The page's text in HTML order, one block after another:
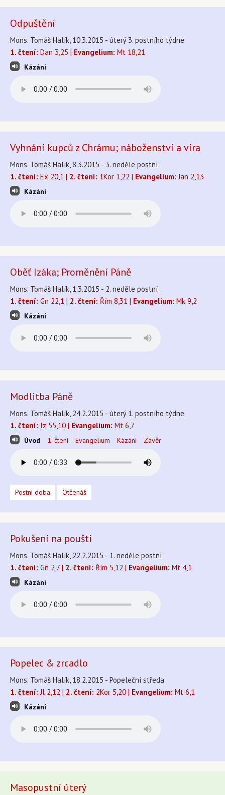
Odpuštění
Mons. Tomáš Halík, 10.3.2015 - úterý 3. postního týdne
1. čtení: Dan 3,25 | Evangelium: Mt 18,21
Kázání
Vyhnání kupců z Chrámu; náboženství a víra
Mons. Tomáš Halík, 8.3.2015 - 3. neděle postní
1. čtení: Ex 20,1 | 2. čtení: 1Kor 1,22 | Evangelium: Jan 2,13
Kázání
Oběť Izáka; Proměnění Páně
Mons. Tomáš Halík, 1.3.2015 - 2. neděle postní
1. čtení: Gn 22,1 | 2. čtení: Řím 8,31 | Evangelium: Mk 9,2
Kázání
Modlitba Páně
Mons. Tomáš Halík, 24.2.2015 - úterý 1. postního týdne
1. čtení: Iz 55,10 | Evangelium: Mt 6,7
Úvod 1. čtení Evangelium Kázání Závěr
Postní doba Otčenáš
Pokušení na poušti
Mons. Tomáš Halík, 22.2.2015 - 1. neděle postní
1. čtení: Gn 2,7 | 2. čtení: Řím 5,12 | Evangelium: Mt 4,1
Kázání
Popelec & zrcadlo
Mons. Tomáš Halík, 18.2.2015 - Popeleční středa
1. čtení: Jl 2,12 | 2. čtení: 2Kor 5,20 | Evangelium: Mt 6,1
Kázání
Masopustní úterý